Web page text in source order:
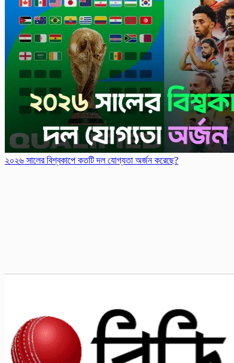
২০২৬ সালের বিশ্বকাপে কতটি দল যোগ্যতা অর্জন করেছে?